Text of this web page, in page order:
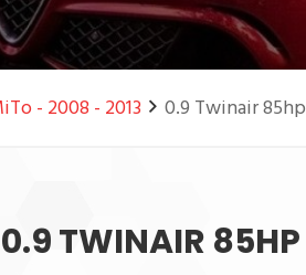
- 2008 - 2013 0.9 Twinair 85hp
TWINAIR 85HP